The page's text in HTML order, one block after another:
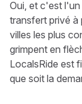
Oui, et c'est l'un
transfert privé à
villes les plus
grimpent en
LocalsRide est
que soit la